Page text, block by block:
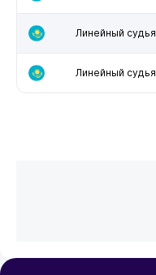
Линейный судья
Линейный судья